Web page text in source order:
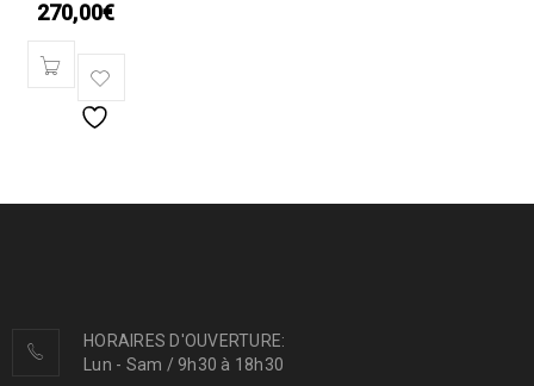
270,00€
HORAIRES D'OUVERTURE:
Lun - Sam / 9h30 à 18h30